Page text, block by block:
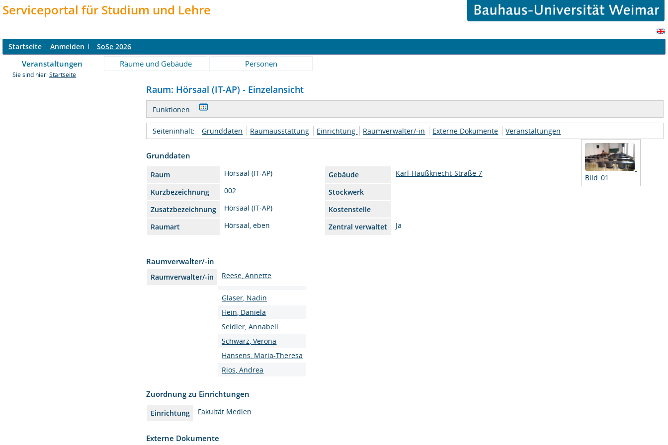
Serviceportal für Studium und Lehre
Startseite Anmelden SoSe 2026
Veranstaltungen Räume und Gebäude Personen
Sie sind hier: Startseite
Raum: Hörsaal (IT-AP) - Einzelansicht
Funktionen:
Seiteninhalt: Grunddaten Raumausstattung Einrichtung Raumverwalter/-in Externe Dokumente Veranstaltungen
Bild_01
Grunddaten
Raum Hörsaal (IT-AP) Gebäude
Karl-Haußknecht-Straße 7
Kurzbezeichnung
002
Stockwerk
Zusatzbezeichnung
Hörsaal (IT-AP)
Kostenstelle
Raumart
Hörsaal, eben Zentral verwaltet Ja
Raumverwalter/-in
Raumverwalter/-in Reese, Annette
Glaser, Nadin
Hein, Daniela
Seidler, Annabell
Schwarz, Verona
Hansens, Maria-Theresa
Rios, Andrea
Zuordnung zu Einrichtungen
Einrichtung Fakultät Medien
Externe Dokumente